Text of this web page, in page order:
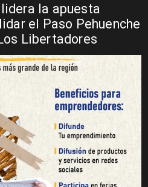
la apuesta
el Paso Pehuenche
Libertadores